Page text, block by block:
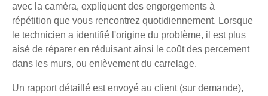
avec la caméra, expliquent des engorgements à
répétition que vous rencontrez quotidiennement. Lorsque
le technicien a identifié l'origine du problème, il est plus
aisé de réparer en réduisant ainsi le coût des percement
dans les murs, ou enlèvement du carrelage.
Un rapport détaillé est envoyé au client (sur demande),